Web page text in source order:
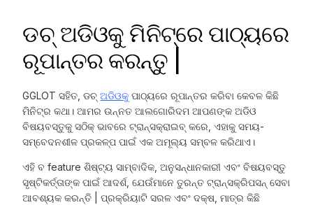
ଡଚ୍ ଅଡିଓକୁ ମିନିଟ୍ରେ ପାଠ୍ୟରେ
ରୂପାନ୍ତର କରନ୍ତୁ |
GGLOT ସହିତ, ଡଚ୍ଅଡିଓକୁ ପାଠ୍ୟରେ ରୂପାନ୍ତର କରିବା କେବଳ କିଛି
ମିନିଟ୍‌ର କଥା। ଆମର ଉନ୍ନତ ଆଲଗୋରିଦମ ଆପଣଙ୍କ ଅଡିଓ
ବିଷୟବସ୍ତୁକୁ ସଠିକ୍ ଭାବରେ ଟ୍ରାନ୍ସକ୍ରାଇବ୍ କରେ, ଏହାକୁ ସମୟ-
ସମ୍ବେଦନଶୀଳ ପ୍ରକଳ୍ପ ପାଇଁ ଏକ ଅମୂଲ୍ୟ ସମ୍ବଳ କରିଥାଏ।
ଏହି ବ feature ଶିଷ୍ଟ୍ୟ ସାମ୍ବାଦିକ, ଅନୁସନ୍ଧାନକାରୀ ଏବଂ ବିଷୟବସ୍ତୁ
ସୃଷ୍ଟିକର୍ତ୍ତାଙ୍କ ପାଇଁ ଆଦର୍ଶ, ଯେଉଁମାନେ ତୁରନ୍ତ ଟ୍ରାନ୍ସକ୍ରିପସନ୍ ସେବା
ଆବଶ୍ୟକ କରନ୍ତି | ପ୍ରକ୍ରିୟାଟି ସରଳ ଏବଂ ଦକ୍ଷ, ମାତ୍ର କିଛି